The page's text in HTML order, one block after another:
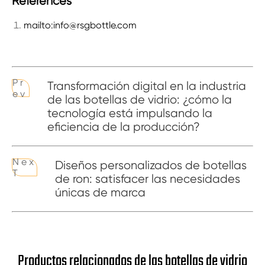
mailto:info@rsgbottle.com
P r
e v
Transformación digital en la industria
de las botellas de vidrio: ¿cómo la
tecnología está impulsando la
eficiencia de la producción?
N e x
T
Diseños personalizados de botellas
de ron: satisfacer las necesidades
únicas de marca